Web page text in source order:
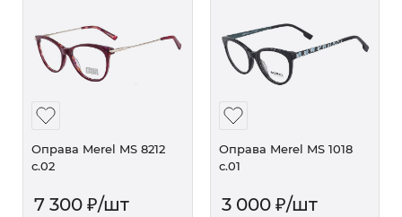
Оправа Merel MS 8212
с.02
7 300 ₽/шт
Оправа Merel MS 1018
с.01
3 000₽/шт